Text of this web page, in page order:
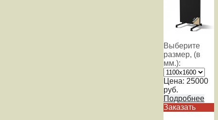
Выберите
размер, (в
мм.):
Цена: 25000
руб.
Подробнее
Заказать